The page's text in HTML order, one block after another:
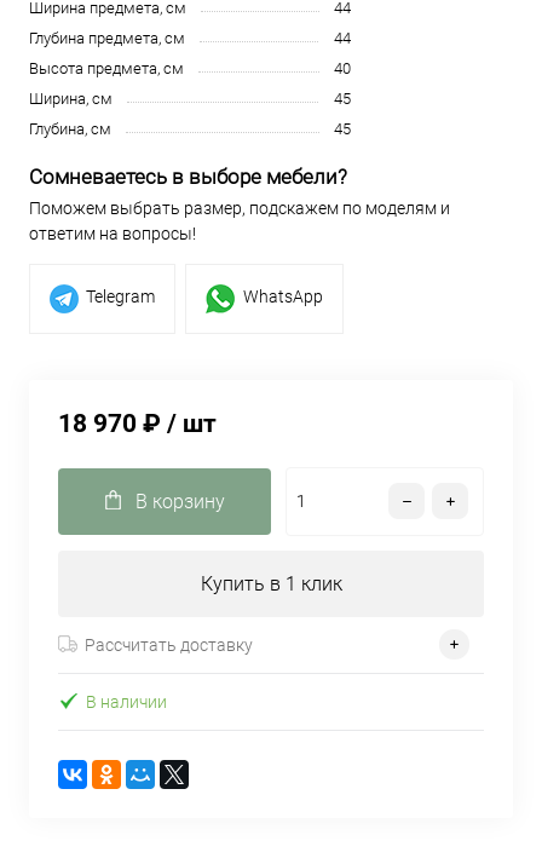
Ширина предмета, см
44
Глубина предмета, см
44
Высота предмета, см
40
Ширина, см
45
Глубина, см
45
Сомневаетесь в выборе мебели?
Поможем выбрать размер, подскажем по моделям и
ответим на вопросы!
Telegram WhatsApp
18 970 ₽ / шт
В корзину
Купить в 1 клик
Рассчитать доставку
В наличии